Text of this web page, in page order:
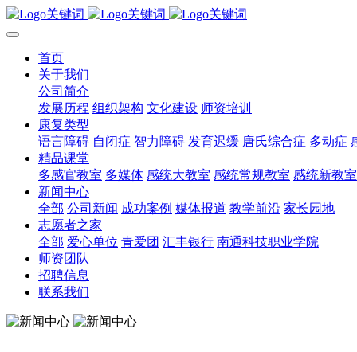
首页
关于我们
公司简介
发展历程 组织架构 文化建设 师资培训
康复类型
语言障碍 自闭症 智力障碍 发育迟缓 唐氏综合症 多动症
精品课堂
多感官教室 多媒体 感统大教室 感统常规教室 感统新教室
新闻中心
全部 公司新闻 成功案例 媒体报道 教学前沿 家长园地
志愿者之家
全部 爱心单位 青爱团 汇丰银行 南通科技职业学院
师资团队
招聘信息
联系我们